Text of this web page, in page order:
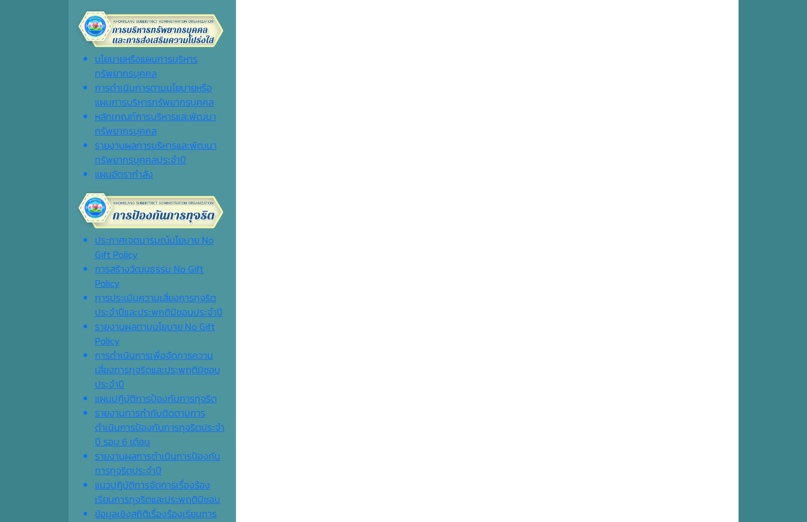
นโยบายหรือแผนการบริหาร
ทรัพยากรบุคคล
การดำเนินการตามนโยบายหรือ
แผนการบริหารทรัพยากรบุคคล
หลักเกณฑ์การบริหารและพัฒนา
ทรัพยากรบุคคล
รายงานผลการบริหารและพัฒนา
ทรัพยากรบุคคลประจำปี
แผนอัตรากำลัง
ประกาศเจตนารมณ์นโยบาย No
Gift Policy
การสร้างวัฒนธรรม No Gift
Policy
การประเมินความเสี่ยงการทุจริต
ประจำปีและประพฤติมิชอบประจำปี
รายงานผลตามนโยบาย No Gift
Policy
การดำเนินการเพื่อจัดการความ
เสี่ยงการทุจริตและประพฤติมิชอบ
ประจำปี
แผนปฏิบัติการป้องกันการทุจริต
รายงานการกำกับติดตามการ
ดำเนินการป้องกันการทุจริตประจำ
ปี รอบ 6 เดือน
รายงานผลการดำเนินการป้องกัน
การทุจริตประจำปี
แนวปฏิบัติการจัดการเรื่องร้อง
เรียนการทุจริตและประพฤติมิชอบ
ข้อมูลเชิงสถิติเรื่องร้องเรียนการ